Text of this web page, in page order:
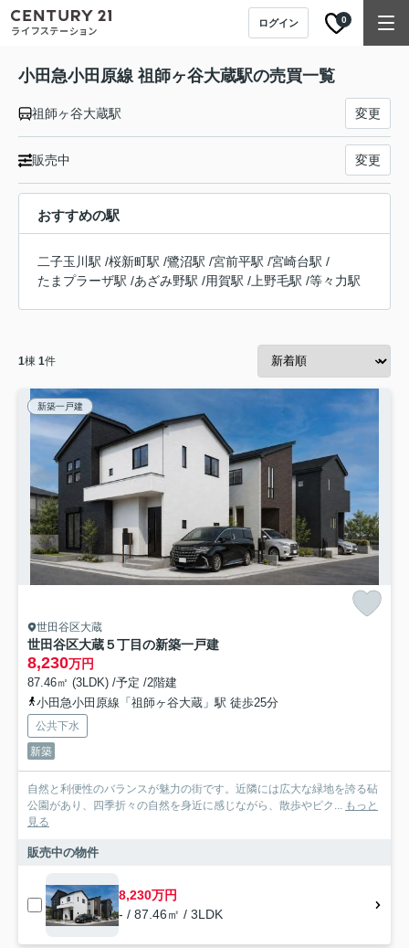
ログイン 0
小田急小田原線 祖師ヶ谷大蔵駅の売買一覧
祖師ヶ谷大蔵駅 変更
販売中 変更
おすすめの駅
二子玉川駅 /桜新町駅 /鷺沼駅 /宮前平駅 /宮崎台駅 /
たまプラーザ駅 /あざみ野駅 /用賀駅 / 上野毛駅 /等々力駅
1棟 1件
新築一戸建
世田谷区大蔵
世田谷区大蔵５丁目の新築一戸建
8,230万円
87.46㎡ (3LDK) /予定 /2階建
小田急小田原線「祖師ヶ谷大蔵」駅 徒歩25分
公共下水
新築
自然と利便性のバランスが魅力の街です。近隣には広大な緑地を誇る砧
公園があり、四季折々の自然を身近に感じながら、散歩やピク... もっと
見る
販売中の物件
8,230万円
- / 87.46㎡ / 3LDK